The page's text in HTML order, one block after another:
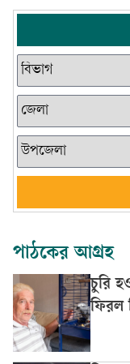
পাঠকের আগ্রহ
চুরি
ফিরল